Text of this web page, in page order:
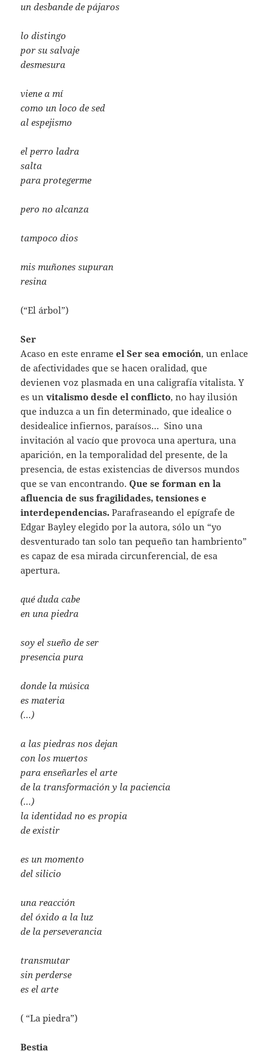
un desbande de pájaros
lo distingo
por su salvaje
desmesura
viene a mí
como un loco de sed
al espejismo
el perro ladra
salta
para protegerme
pero no alcanza
tampoco dios
mis muñones supuran
resina
(“El árbol”)
Ser
Acaso en este enrameel Ser sea emoción, un enlace
de afectividades que se hacen oralidad, que
devienen voz plasmada en una caligrafía vitalista. Y
es unvitalismo desde el conflicto, no hay ilusión
que induzca a un fin determinado, que idealice o
desidealice infiernos, paraísos… Sino una
invitación al vacío que provoca una apertura, una
aparición, en la temporalidad del presente, de la
presencia, de estas existencias de diversos mundos
que se van encontrando.Que se forman en la
afluencia de sus fragilidades, tensiones e
interdependencias. Parafraseando el epígrafe de
Edgar Bayley elegido por la autora, sólo un “yo
desventurado tan solo tan pequeño tan hambriento”
es capaz de esa mirada circunferencial, de esa
apertura.
qué duda cabe
en una piedra
soy el sueño de ser
presencia pura
donde la música
es materia
(…)
a las piedras nos dejan
con los muertos
para enseñarles el arte
de la transformación y la paciencia
(…)
la identidad no es propia
de existir
es un momento
del silicio
una reacción
del óxido a la luz
de la perseverancia
transmutar
sin perderse
es el arte
( “La piedra”)
Bestia